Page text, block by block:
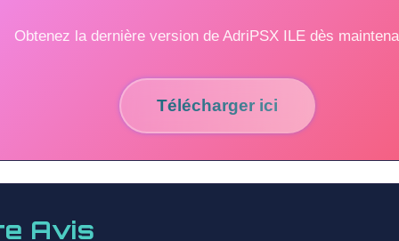
Obtenez la dernière version de AdriPSX ILE dès
Télécharger ici
Avis